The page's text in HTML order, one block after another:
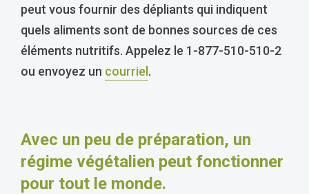
peut vous fournir des dépliants qui indiquent
quels aliments sont de bonnes sources de ces
éléments nutritifs. Appelez le 1-877-510-510-2
ou envoyez un courriel.
Avec un peu de préparation, un
régime végétalien peut fonctionner
pour tout le monde.